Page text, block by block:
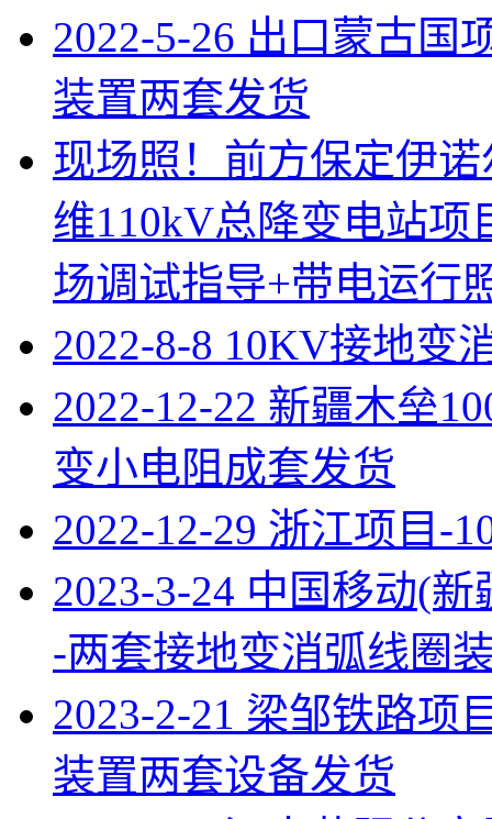
2022-5-26 出口蒙古国
装置两套发货
现场照！前方保定伊
维110kV总降变电站项
场调试指导+带电运行
2022-8-8 10KV接地变
2022-12-22 新疆木垒
变小电阻成套发货
2022-12-29 浙江项目-
2023-3-24 中国移动(
-两套接地变消弧线圈
2023-2-21 梁邹铁路项
装置两套设备发货